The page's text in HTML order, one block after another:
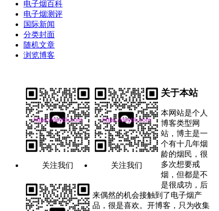
电子烟百科
电子烟测评
国际新闻
分类封面
随机文章
浏览博客
关注我们 关注我们
关于本站
本网站是个人
博客类型网
站，博主是一
个有十几年烟
龄的烟民，很
多次想要戒
烟，但都是不
是很成功，后
来偶然的机会接触到了电子烟产
品，很是喜欢。开博客，只为收集